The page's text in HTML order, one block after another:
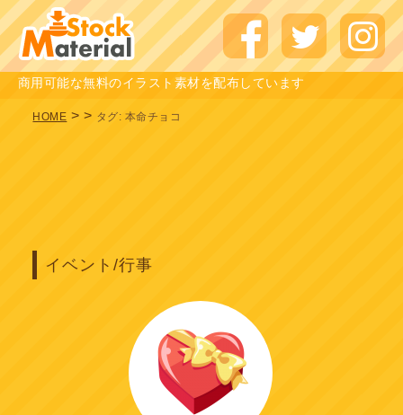
商用可能な無料のイラスト素材を配布しています
HOME > > タグ: 本命チョコ
イベント/行事